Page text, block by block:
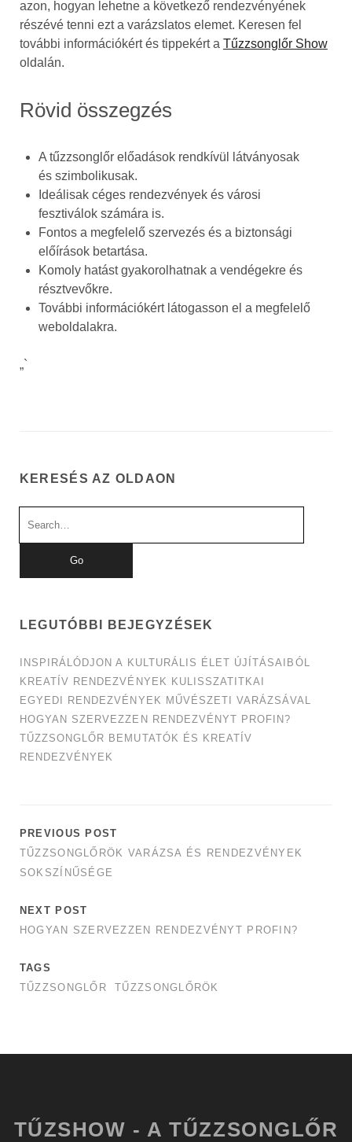
azon, hogyan lehetne a következő rendezvényének
részévé tenni ezt a varázslatos elemet. Keresen fel
további információkért és tippekért a Tűzzsonglőr Show
oldalán.
Rövid összegzés
A tűzzsonglőr előadások rendkívül látványosak
és szimbolikusak.
Ideálisak céges rendezvények és városi
fesztiválok számára is.
Fontos a megfelelő szervezés és a biztonsági
előírások betartása.
Komoly hatást gyakorolhatnak a vendégekre és
résztvevőkre.
További információkért látogasson el a megfelelő
weboldalakra.
„`
KERESÉS AZ OLDAON
LEGUTÓBBI BEJEGYZÉSEK
INSPIRÁLÓDJON A KULTURÁLIS ÉLET ÚJÍTÁSAIBÓL
KREATÍV RENDEZVÉNYEK KULISSZATITKAI
EGYEDI RENDEZVÉNYEK MŰVÉSZETI VARÁZSÁVAL
HOGYAN SZERVEZZEN RENDEZVÉNYT PROFIN?
TŰZZSONGLŐR BEMUTATÓK ÉS KREATÍV
RENDEZVÉNYEK
PREVIOUS POST
TŰZZSONGLŐRÖK VARÁZSA ÉS RENDEZVÉNYEK
SOKSZÍNŰSÉGE
NEXT POST
HOGYAN SZERVEZZEN RENDEZVÉNYT PROFIN?
TAGS
TŰZZSONGLŐR
TŰZZSONGLŐRÖK
TŰZSHOW - A TŰZZSONGLŐR